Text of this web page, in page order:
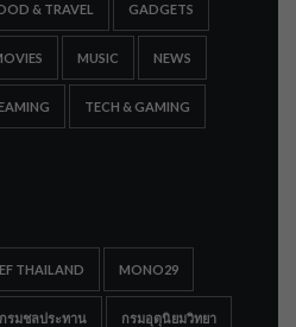
& TRAVEL GADGETS
MUSIC NEWS
TECH & GAMING
THAILAND MONO29
กรมชลประทาน กรมอุตุนิยมวิทยา